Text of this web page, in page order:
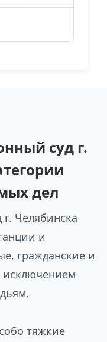
суд г.
дел
Челябинска
и
гражданские и
исключением
тяжкие